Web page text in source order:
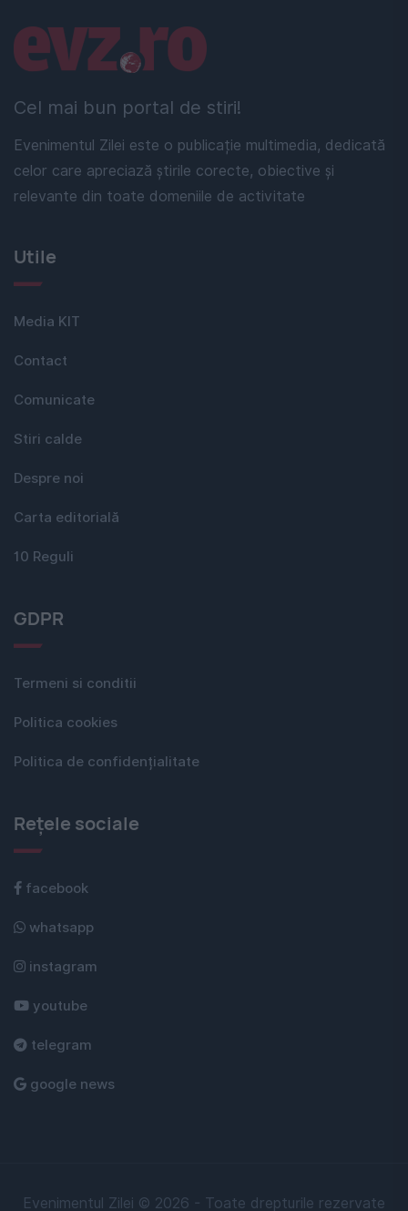
Cel mai bun portal de stiri!
Evenimentul Zilei este o publicație multimedia, dedicată
celor care apreciază știrile corecte, obiective și
relevante din toate domeniile de activitate
Linkuri utile
Utile
Media KIT
Contact
Comunicate
Stiri calde
Despre noi
Carta editorială
10 Reguli
GDPR
Termeni si conditii
Politica cookies
Politica de confidențialitate
Rețele sociale
facebook
whatsapp
instagram
youtube
telegram
google news
Evenimentul Zilei © 2026 - Toate drepturile rezervate